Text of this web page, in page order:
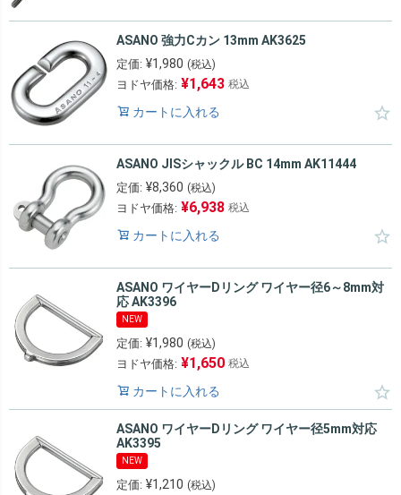
ASANO 強力Cカン 13mm AK3625
定価: ¥1,980 (税込)
ヨドヤ価格: ¥1,643 税込
カートに入れる
ASANO JISシャックル BC 14mm AK11444
定価: ¥8,360 (税込)
ヨドヤ価格: ¥6,938 税込
カートに入れる
ASANO ワイヤーDリング ワイヤー径6～8mm対
応 AK3396
NEW
定価: ¥1,980 (税込)
ヨドヤ価格: ¥1,650 税込
カートに入れる
ASANO ワイヤーDリング ワイヤー径5mm対応
AK3395
NEW
定価: ¥1,210 (税込)